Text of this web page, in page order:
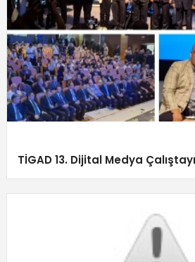
TİGAD 13. Dijital Medya